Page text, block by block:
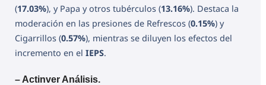
(17.03%), y Papa y otros tubérculos (13.16%). Destaca la
moderación en las presiones de Refrescos (0.15%) y
Cigarrillos (0.57%), mientras se diluyen los efectos del
incremento en el IEPS.
– Actinver Análisis.